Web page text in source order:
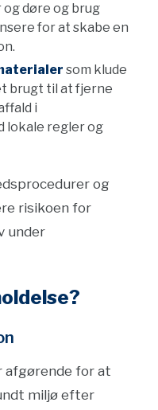
døre og brug
for at skabe en
som klude
brugt til at fjerne
i
lokale regler og
og
risikoen for
under
afgørende for at
miljø efter